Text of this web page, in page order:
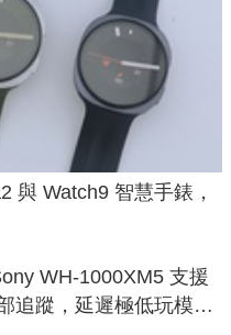
與 Watch9 智慧手錶，
WH-1000XM5 支援
追蹤，延遲極低玩模擬